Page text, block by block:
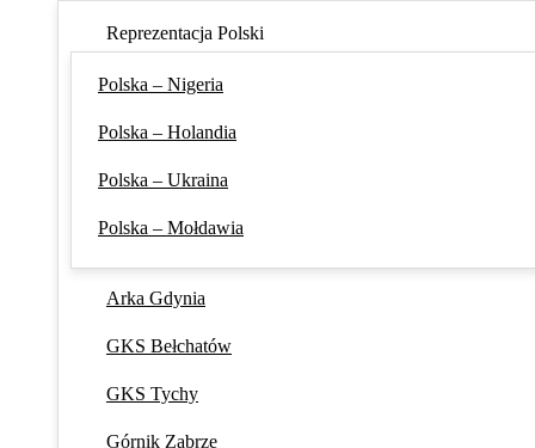
Reprezentacja Polski
Polska – Nigeria
Polska – Holandia
Polska – Ukraina
Polska – Mołdawia
Arka Gdynia
GKS Bełchatów
GKS Tychy
Górnik Zabrze